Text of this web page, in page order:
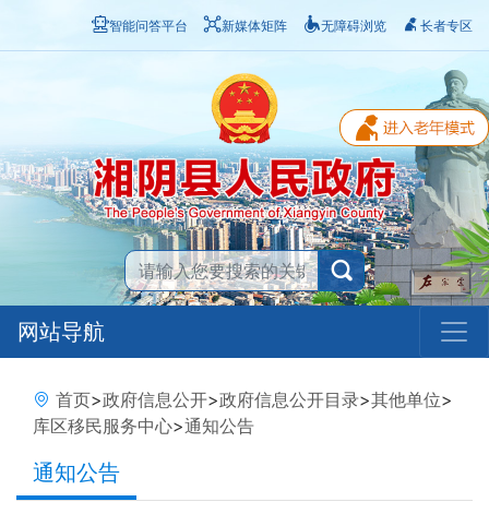
智能问答平台 新媒体矩阵 无障碍浏览 长者专区
网站导航
首页>政府信息公开>政府信息公开目录>其他单位>
库区移民服务中心>通知公告
通知公告